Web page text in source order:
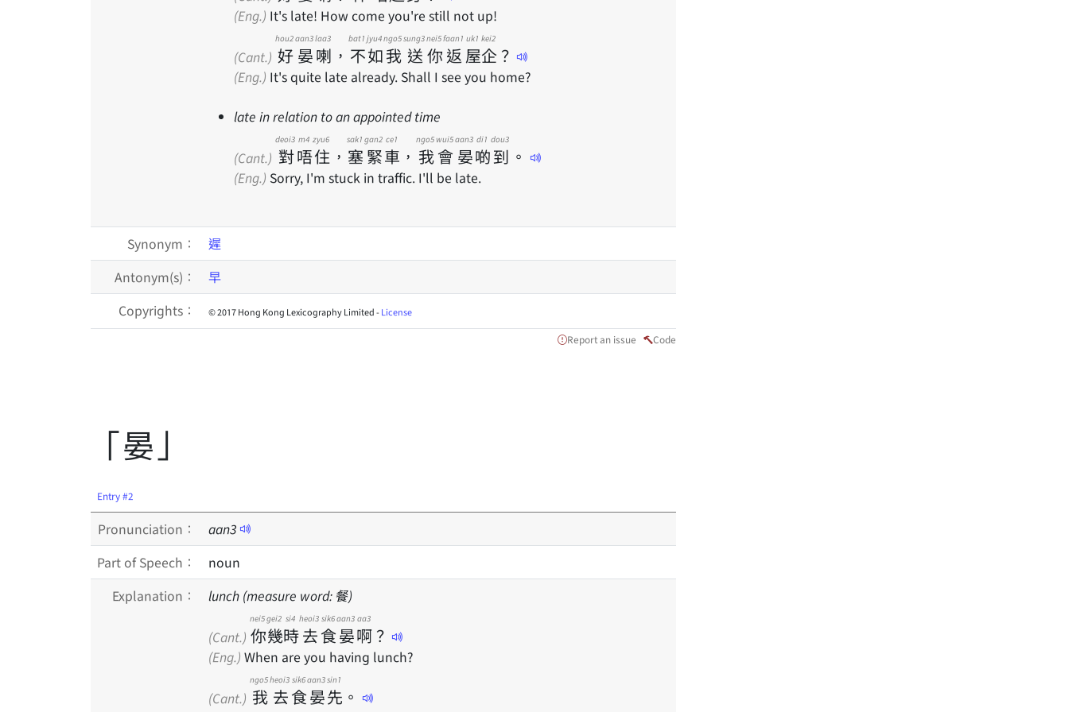
(Eng.) It's late! How come you're still not up!
(Cant.) 好
hou2
晏
aan3
喇
laa3
， 不
bat1
如
jyu4
我
ngo5
送
sung3
你
nei5
返
faan1
屋
uk1
企
kei2
？
(Eng.) It's quite late already. Shall I see you home?
late in relation to an appointed time
(Cant.) 對
deoi3
唔
m4
住
zyu6
， 塞
sak1
緊
gan2
車
ce1
， 我
ngo5
會
wui5
晏
aan3
啲
di1
到
dou3
。
(Eng.) Sorry, I'm stuck in traffic. I'll be late.
Synonym：
遲
Antonym(s)：
早
Copyrights：
© 2017 Hong Kong Lexicography Limited -License
Report an issue Code
「晏」
Entry #2
Pronunciation： aan3
Part of Speech：
noun
Explanation：
lunch (measure word: 餐)
(Cant.) 你
nei5
幾
gei2
時
si4
去
heoi3
食
sik6
晏
aan3
啊
aa3
？
(Eng.) When are you having lunch?
(Cant.) 我
ngo5
去
heoi3
食
sik6
晏
aan3
先
sin1
。